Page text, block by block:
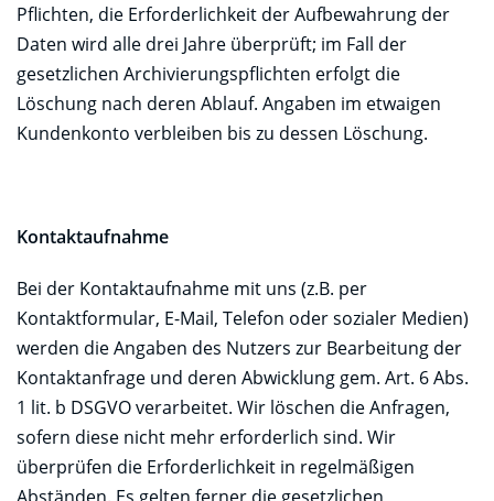
Pflichten, die Erforderlichkeit der Aufbewahrung der
Daten wird alle drei Jahre überprüft; im Fall der
gesetzlichen Archivierungspflichten erfolgt die
Löschung nach deren Ablauf. Angaben im etwaigen
Kundenkonto verbleiben bis zu dessen Löschung.
Kontaktaufnahme
Bei der Kontaktaufnahme mit uns (z.B. per
Kontaktformular, E-Mail, Telefon oder sozialer Medien)
werden die Angaben des Nutzers zur Bearbeitung der
Kontaktanfrage und deren Abwicklung gem. Art. 6 Abs.
1 lit. b DSGVO verarbeitet. Wir löschen die Anfragen,
sofern diese nicht mehr erforderlich sind. Wir
überprüfen die Erforderlichkeit in regelmäßigen